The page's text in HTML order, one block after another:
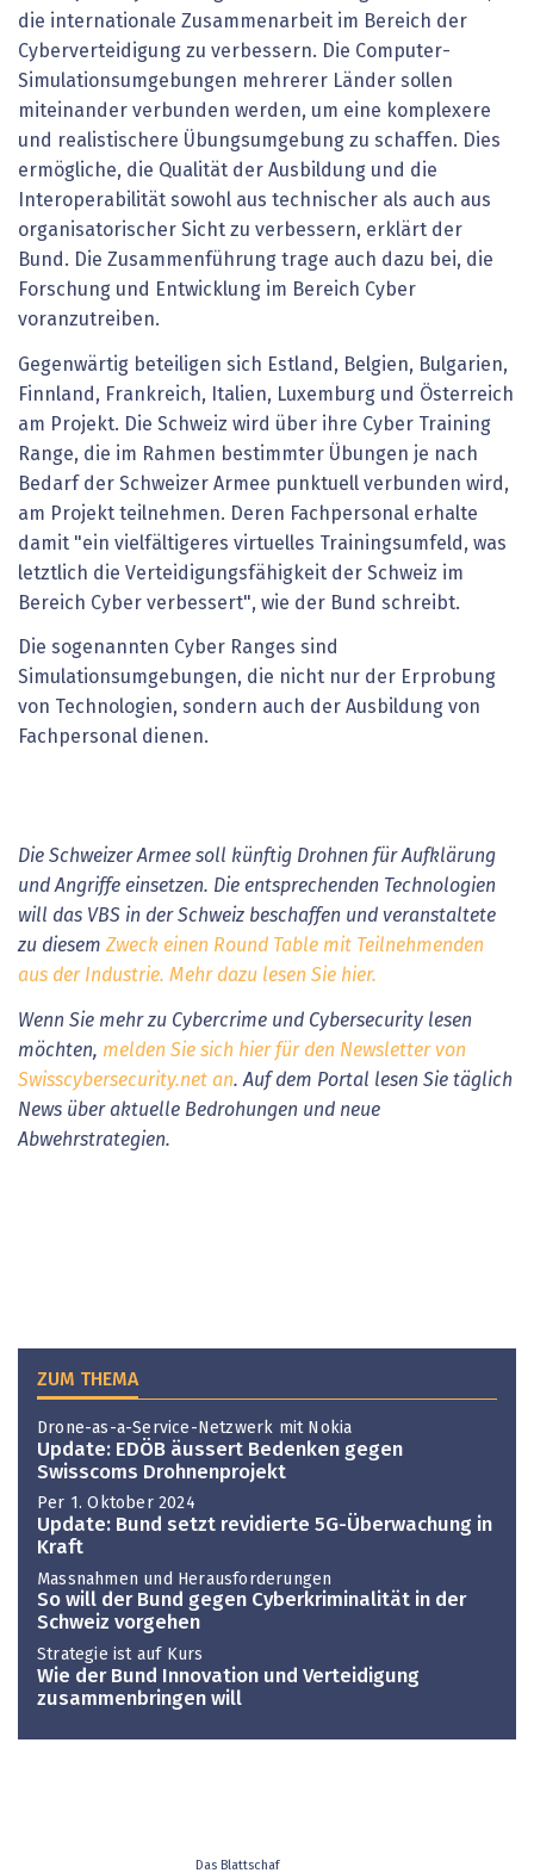
die internationale Zusammenarbeit im Bereich der
Cyberverteidigung zu verbessern. Die Computer-
Simulationsumgebungen mehrerer Länder sollen
miteinander verbunden werden, um eine komplexere
und realistischere Übungsumgebung zu schaffen. Dies
ermögliche, die Qualität der Ausbildung und die
Interoperabilität sowohl aus technischer als auch aus
organisatorischer Sicht zu verbessern, erklärt der
Bund. Die Zusammenführung trage auch dazu bei, die
Forschung und Entwicklung im Bereich Cyber
voranzutreiben.
Gegenwärtig beteiligen sich Estland, Belgien, Bulgarien,
Finnland, Frankreich, Italien, Luxemburg und Österreich
am Projekt. Die Schweiz wird über ihre Cyber Training
Range, die im Rahmen bestimmter Übungen je nach
Bedarf der Schweizer Armee punktuell verbunden wird,
am Projekt teilnehmen. Deren Fachpersonal erhalte
damit "ein vielfältigeres virtuelles Trainingsumfeld, was
letztlich die Verteidigungsfähigkeit der Schweiz im
Bereich Cyber verbessert", wie der Bund schreibt.
Die sogenannten Cyber Ranges sind
Simulationsumgebungen, die nicht nur der Erprobung
von Technologien, sondern auch der Ausbildung von
Fachpersonal dienen.
Die Schweizer Armee soll künftig Drohnen für Aufklärung
und Angriffe einsetzen. Die entsprechenden Technologien
will das VBS in der Schweiz beschaffen und veranstaltete
zu diesem Zweck einen Round Table mit Teilnehmenden
aus der Industrie. Mehr dazu lesen Sie hier.
Wenn Sie mehr zu Cybercrime und Cybersecurity lesen
möchten, melden Sie sich hier für den Newsletter von
Swisscybersecurity.net an. Auf dem Portal lesen Sie täglich
News über aktuelle Bedrohungen und neue
Abwehrstrategien.
ZUM THEMA
Drone-as-a-Service-Netzwerk mit Nokia
Update: EDÖB äussert Bedenken gegen
Swisscoms Drohnenprojekt
Per 1. Oktober 2024
Update: Bund setzt revidierte 5G-Überwachung in
Kraft
Massnahmen und Herausforderungen
So will der Bund gegen Cyberkriminalität in der
Schweiz vorgehen
Strategie ist auf Kurs
Wie der Bund Innovation und Verteidigung
zusammenbringen will
Das Blattschaf